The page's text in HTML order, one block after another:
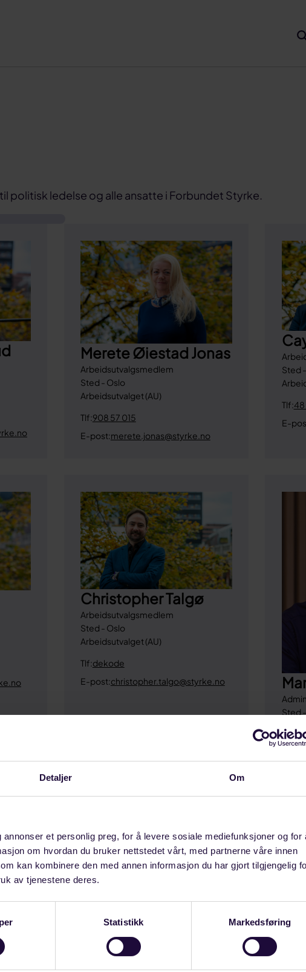
Detaljer Om
et personlig preg, for å levere sosiale mediefunksjoner og for
om hvordan du bruker nettstedet vårt, med partnerne våre innen
kan kombinere den med annen informasjon du har gjort tilgjengelig
av tjenestene deres.
Statistikk Markedsføring
politisk ledelse og alle ansatte i Forbundet Styrke.
Merete Øiestad Jonas
Arbeidsutvalgsmedlem
Sted - Oslo
Arbeidsutvalget (AU)
Tlf:908 57 015
E-post:merete.jonas@styrke.no
Sted
Tlf:48
E-
Christopher Talgø
Arbeidsutvalgsmedlem
Sted - Oslo
Arbeidsutvalget (AU)
Tlf:dekode
E-post:christopher.talgo@styrke.no
Sted
Tlf:
E-